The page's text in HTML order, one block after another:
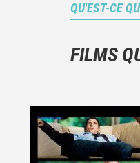
QU'EST-CE
FILMS